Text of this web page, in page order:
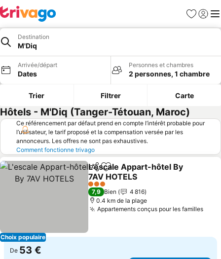
Favoris
Se
Destination
M'Diq
Arrivée/départ
Dates
Personnes et chambres
2 personnes, 1 chambre
Trier Filtrer Carte
Hôtels - M'Diq (Tanger-Tétouan, Maroc)
Ce référencement par défaut prend en compte l’intérêt probable pour
l’utilisateur, le tarif proposé et la compensation versée par les
annonceurs. Les offres ne sont pas exhaustives.
Comment fonctionne trivago
Choix populaire
PartagerAjouter à mes favoris
L'escale Appart-hôtel By
7AV HOTELS
3 Étoiles
7,9 Bien
4 816
0.4 km de la plage
Appartements conçus pour les familles
De 53 €